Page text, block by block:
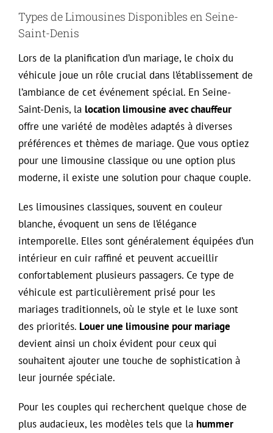
Types de Limousines Disponibles en Seine-
Saint-Denis
Lors de la planification d’un mariage, le choix du
véhicule joue un rôle crucial dans l’établissement de
l’ambiance de cet événement spécial. En Seine-
Saint-Denis, la location limousine avec chauffeur
offre une variété de modèles adaptés à diverses
préférences et thèmes de mariage. Que vous optiez
pour une limousine classique ou une option plus
moderne, il existe une solution pour chaque couple.
Les limousines classiques, souvent en couleur
blanche, évoquent un sens de l’élégance
intemporelle. Elles sont généralement équipées d’un
intérieur en cuir raffiné et peuvent accueillir
confortablement plusieurs passagers. Ce type de
véhicule est particulièrement prisé pour les
mariages traditionnels, où le style et le luxe sont
des priorités. Louer une limousine pour mariage
devient ainsi un choix évident pour ceux qui
souhaitent ajouter une touche de sophistication à
leur journée spéciale.
Pour les couples qui recherchent quelque chose de
plus audacieux, les modèles tels que la hummer